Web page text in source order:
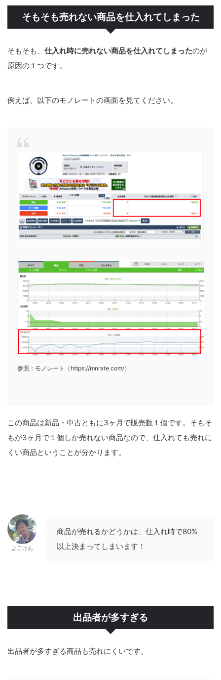
そもそも売れない商品を仕入れてしまった
そもそも、 仕入れ時に売れない商品を仕入れてしまったのが
原因の１つです。
例えば、以下のモノレートの画面を見てください。
参照：モノレート（https://mnrate.com/）
この商品は新品・中古ともに3ヶ月で販売数１個です。そもそ
もが3ヶ月で１個しか売れない商品なので、仕入れても売れに
くい商品ということが分かります。
よこけん
商品が売れるかどうかは、仕入れ時で80%
以上決まってしまいます！
出品者が多すぎる
出品者が多すぎる商品も売れにくいです。